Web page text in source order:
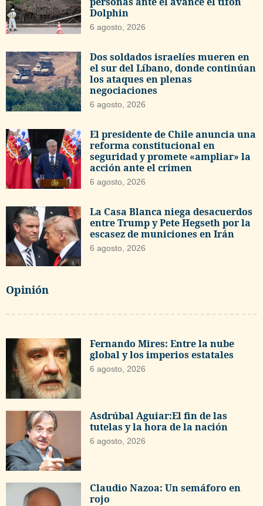
Dolphin
6 agosto, 2026
Dos soldados israelíes mueren en
el sur del Líbano, donde continúan
los ataques en plenas
negociaciones
6 agosto, 2026
El presidente de Chile anuncia una
reforma constitucional en
seguridad y promete «ampliar» la
acción ante el crimen
6 agosto, 2026
La Casa Blanca niega desacuerdos
entre Trump y Pete Hegseth por la
escasez de municiones en Irán
6 agosto, 2026
Opinión
Fernando Mires: Entre la nube
global y los imperios estatales
6 agosto, 2026
Asdrúbal Aguiar:El fin de las
tutelas y la hora de la nación
6 agosto, 2026
Claudio Nazoa: Un semáforo en
rojo